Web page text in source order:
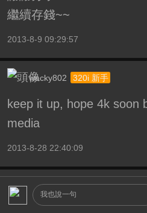
繼續存錢~~
2013-8-9 09:29:57
wacky802 320i 新手
keep it up, hope 4k soon
media
2013-8-28 22:40:09
delven 320i 新手
我也說一句